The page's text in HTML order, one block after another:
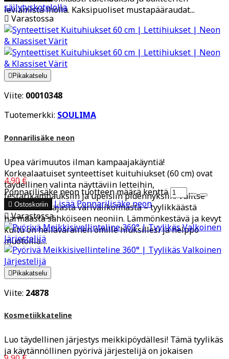
leviämistä iholla. Kaksipuoliset mustapääraudat...
säilytyskotelolla
 Varastossa
 Pikakatselu
Viite: 00010348
Tuotemerkki: SOULIMA
Ponnarilisäke neon
Upea värimuutos ilman kampaajakäyntiä!
Korkealaatuiset synteettiset kuituhiukset (60 cm) ovat
täydellinen valinta näyttäviin letteihin,
festarikampauksiin ja upeisiin pidennyksiin. Valitse
suosikkisi laajasta värivalikoimasta – tyylikkäästä
harmaasta sähköiseen neoniin. Lämmönkestävä ja kevyt
kuitu on hellävarainen omille hiuksillesi ja helppo
muotoilla....
4,90 €
Ponnarilisäke neon tuotteen määrä kenttä
 Ostoskoriin LisääPonnarilisäke neon
Varastossa
Pikakatselu
Viite: 24878
Kosmetiikkateline
Luo täydellinen järjestys meikkipöydällesi! Tämä tyylikäs
ja käytännöllinen pyörivä järjestelijä on jokaisen